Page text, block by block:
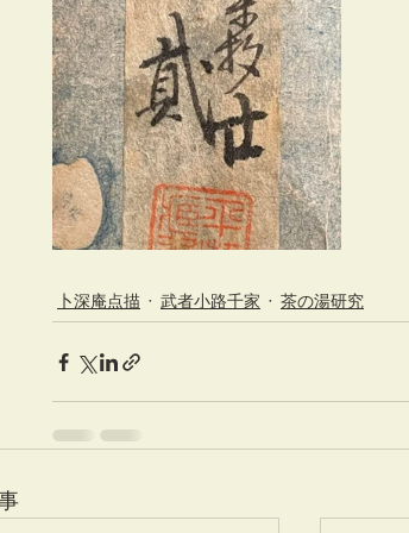
卜深庵点描 武者小路千家 茶の湯研究